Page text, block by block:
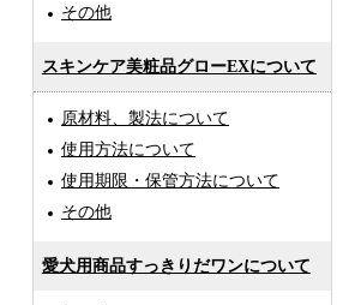
その他
スキンケア美粧品グローEXについて
原材料、製法について
使用方法について
使用期限・保管方法について
その他
愛犬用商品すっきりだワンについて